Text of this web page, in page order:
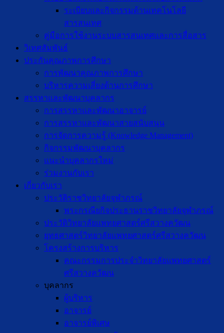
ระเบียบและกิจกรรมด้านเทคโนโลยี
สารสนเทศ
คู่มือการใช้งานระบบสารสนเทศและการสื่อสาร
วิเทศสัมพันธ์
ประกันคุณภาพการศึกษา
การพัฒนาคุณภาพการศึกษา
บริหารความเสี่ยงด้านการศึกษา
สรรหาและพัฒนาบุคลากร
การสรรหาและพัฒนาอาจารย์
การสรรหาและพัฒนาสายสนับสนุน
การจัดการความรู้ (Knowledge Management)
กิจกรรมพัฒนาบุคลากร
แนะนำบุคลากรใหม่
ร่วมงานกับเรา
เกี่ยวกับเรา
ประวัติราชวิทยาลัยจุฬาภรณ์
พระกรณียกิจประธานราชวิทยาลัยจุฬาภรณ์
ประวัติวิทยาลัยแพทยศาสตร์ศรีสวางควัฒน
ยุทธศาสตร์วิทยาลัยแพทยศาสตร์ศรีสวางควัฒน
โครงสร้างการบริหาร
คณะกรรมการประจำวิทยาลัยแพทยศาสตร์
ศรีสวางควัฒน
บุคลากร
ผู้บริหาร
อาจารย์
อาจารย์พิเศษ